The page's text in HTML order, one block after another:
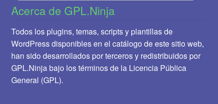
Acerca de GPL.Ninja
Todos los plugins, temas, scripts y plantillas de
WordPress disponibles en el catálogo de este sitio web,
han sido desarrollados por terceros y redistribuidos por
GPL.Ninja bajo los términos de la Licencia Pública
General (GPL).